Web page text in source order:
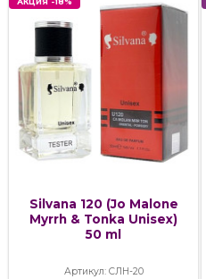
Silvana 120 (Jo Malone
Myrrh & Tonka Unisex)
50 ml
Артикул: СЛН-20